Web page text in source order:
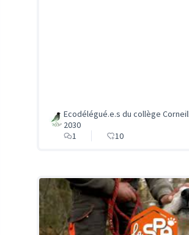
Ecodélégué.e.s du collège
2030
1
10